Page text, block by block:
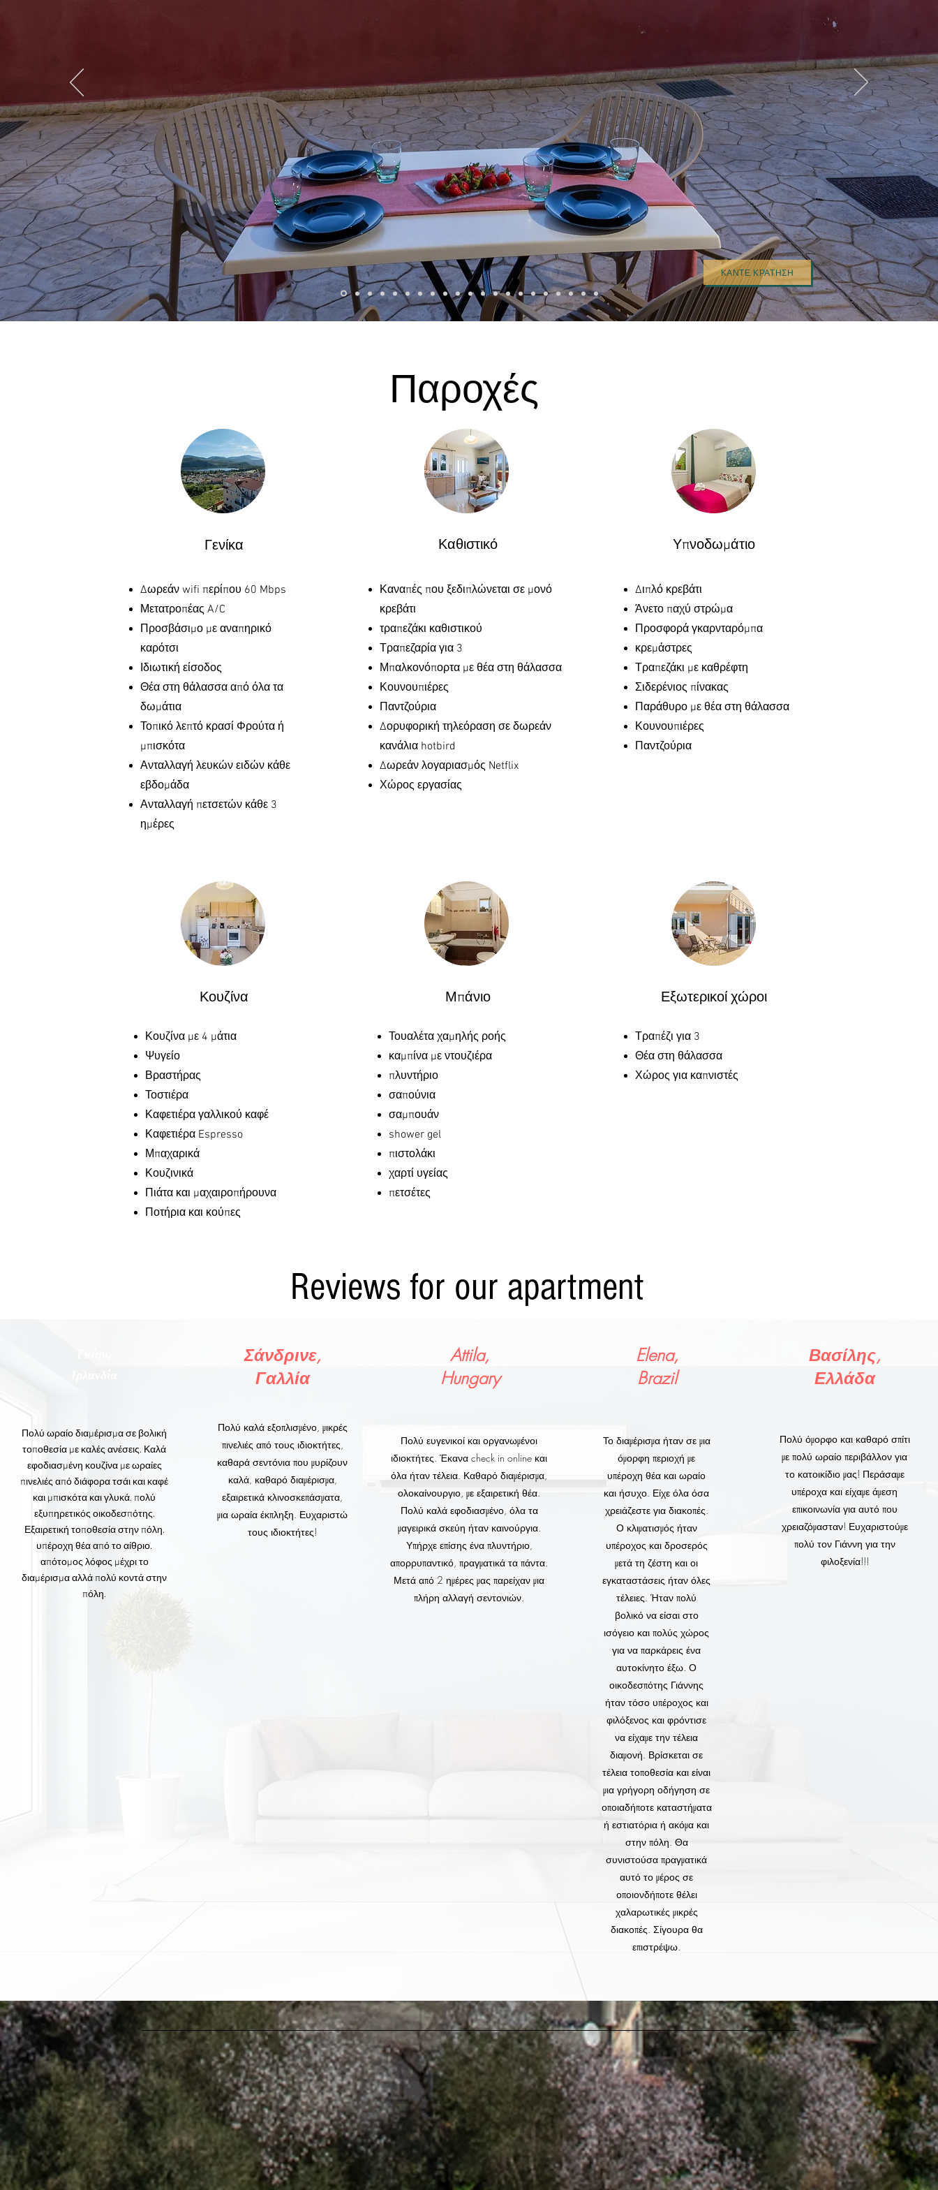
ΚΆΝΤΕ ΚΡΆΤΗΣΗ
Παροχές
Γενίκα
Δωρεάν wifi περίπου 60 Mbps
Μετατροπέας A/C
Προσβάσιμο με αναπηρικό
καρότσι
Ιδιωτική είσοδος
Θέα στη θάλασσα από όλα τα
δωμάτια
Τοπικό λεπτό κρασί Φρούτα ή
μπισκότα
Ανταλλαγή λευκών ειδών κάθε
εβδομάδα
Ανταλλαγή πετσετών κάθε 3
ημέρες
Κουζίνα
Κουζίνα με 4 μάτια
Ψυγείο
Βραστήρας
Τοστιέρα
Καφετιέρα γαλλικού καφέ
Καφετιέρα Espresso
Μπαχαρικά
Κουζινικά
Πιάτα και μαχαιροπήρουνα
Ποτήρια και κούπες
Καθιστικό
Καναπές που ξεδιπλώνεται σε μονό
κρεβάτι
τραπεζάκι καθιστικού
Τραπεζαρία για 3
Μπαλκονόπορτα με θέα στη θάλασσα
Κουνουπιέρες
Παντζούρια
Δορυφορική τηλεόραση σε δωρεάν
κανάλια hotbird
Δωρεάν λογαριασμός Netflix
Χώρος εργασίας
Μπάνιο
Τουαλέτα χαμηλής ροής
καμπίνα με ντουζιέρα
πλυντήριο
σαπούνια
σαμπουάν
shower gel
πιστολάκι
χαρτί υγείας
πετσέτες
Υπνοδωμάτιο
Διπλό κρεβάτι
Άνετο παχύ στρώμα
Προσφορά γκαρνταρόμπα
κρεμάστρες
Τραπεζάκι με καθρέφτη
Σιδερένιος πίνακας
Παράθυρο με θέα στη θάλασσα
Κουνουπιέρες
Παντζούρια
Εξωτερικοί χώροι
Τραπέζι για 3
Θέα στη θάλασσα
Χώρος για καπνιστές
Reviews for our apartment
Πολύ ωραίο διαμέρισμα σε βολική
τοποθεσία με καλές ανέσεις. Καλά
εφοδιασμένη κουζίνα με ωραίες
πινελιές από διάφορα τσάι και καφέ
και μπισκότα και γλυκά. πολύ
εξυπηρετικός οικοδεσπότης.
Εξαιρετική τοποθεσία στην πόλη.
υπέροχη θέα από το αίθριο.
απότομος λόφος μέχρι το
διαμέρισμα αλλά πολύ κοντά στην
πόλη.
Σάνδρινε,
Γαλλία
Πολύ καλά εξοπλισμένο, μικρές
πινελιές από τους ιδιοκτήτες,
καθαρά σεντόνια που μυρίζουν
καλά, καθαρό διαμέρισμα,
εξαιρετικά κλινοσκεπάσματα,
μια ωραία έκπληξη. Ευχαριστώ
τους ιδιοκτήτες!
Attila,
Hungary
Πολύ ευγενικοί και οργανωμένοι
ιδιοκτήτες. Έκανα check in online και
όλα ήταν τέλεια. Καθαρό διαμέρισμα,
ολοκαίνουργιο, με εξαιρετική θέα.
Πολύ καλά εφοδιασμένο, όλα τα
μαγειρικά σκεύη ήταν καινούργια.
Υπήρχε επίσης ένα πλυντήριο,
απορρυπαντικό, πραγματικά τα πάντα.
Μετά από 2 ημέρες μας παρείχαν μια
πλήρη αλλαγή σεντονιών.
Elena,
Brazil
Το διαμέρισμα ήταν σε μια
όμορφη περιοχή με
υπέροχη θέα και ωραίο
και ήσυχο. Είχε όλα όσα
χρειάζεστε για διακοπές.
Ο κλιματισμός ήταν
υπέροχος και δροσερός
μετά τη ζέστη και οι
εγκαταστάσεις ήταν όλες
τέλειες. Ήταν πολύ
βολικό να είσαι στο
ισόγειο και πολύς χώρος
για να παρκάρεις ένα
αυτοκίνητο έξω. Ο
οικοδεσπότης Γιάννης
ήταν τόσο υπέροχος και
φιλόξενος και φρόντισε
να είχαμε την τέλεια
διαμονή. Βρίσκεται σε
τέλεια τοποθεσία και είναι
μια γρήγορη οδήγηση σε
οποιαδήποτε καταστήματα
ή εστιατόρια ή ακόμα και
στην πόλη. Θα
συνιστούσα πραγματικά
αυτό το μέρος σε
οποιονδήποτε θέλει
χαλαρωτικές μικρές
διακοπές. Σίγουρα θα
επιστρέψω.
Βασίλης,
Ελλάδα
Πολύ όμορφο και καθαρό σπίτι
με πολύ ωραίο περιβάλλον για
το κατοικίδιο μας! Περάσαμε
υπέροχα και είχαμε άμεση
επικοινωνία για αυτό που
χρειαζόμασταν! Ευχαριστούμε
πολύ τον Γιάννη για την
φιλοξενία!!!